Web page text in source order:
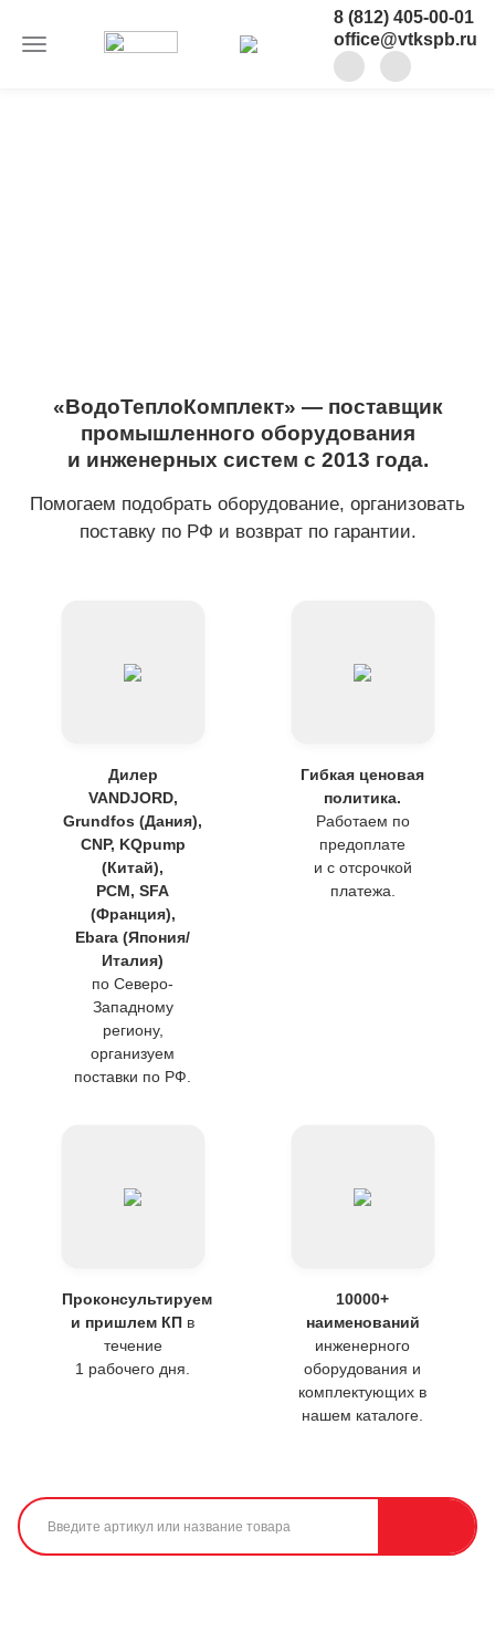
8 (812) 405-00-01
office@vtkspb.ru
«ВодоТеплоКомплект» — поставщик
промышленного оборудования
и инженерных систем с 2013 года.
Помогаем подобрать оборудование, организовать
поставку по РФ и возврат по гарантии.
Дилер
VANDJORD,
Grundfos (Дания),
CNP, KQpump
(Китай),
PCM, SFA
(Франция),
Ebara (Япония/
Италия)
по Северо-
Западному
региону,
организуем
поставки по РФ.
Гибкая ценовая
политика.
Работаем по
предоплате
и с отсрочкой
платежа.
Проконсультируем
и пришлем КП в
течение
1 рабочего дня.
10000+
наименований
инженерного
оборудования и
комплектующих в
нашем каталоге.